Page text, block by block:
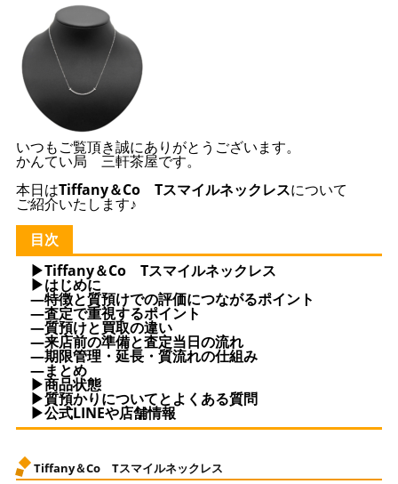
いつもご覧頂き誠にありがとうございます。
かんてい局 三軒茶屋です。
本日はTiffany＆Co Tスマイルネックレスについて
ご紹介いたします♪
目次
▶Tiffany＆Co Tスマイルネックレス
▶はじめに
—特徴と質預けでの評価につながるポイント
—査定で重視するポイント
—質預けと買取の違い
—来店前の準備と査定当日の流れ
—期限管理・延長・質流れの仕組み
—まとめ
▶商品状態
▶質預かりについてとよくある質問
▶公式LINEや店舗情報
Tiffany＆Co Tスマイルネックレス